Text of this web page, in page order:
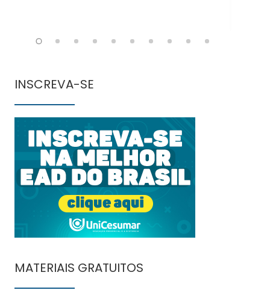
INSCREVA-SE
MATERIAIS GRATUITOS